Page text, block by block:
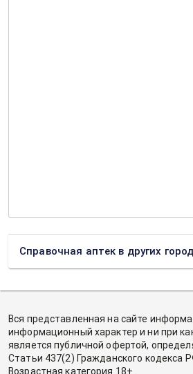
Справочная аптек в других
Вся представленная на сайте
информационный характер и ни при
является публичной офертой,
Статьи 437(2) Гражданского кодекса
Возрастная категория 18+.